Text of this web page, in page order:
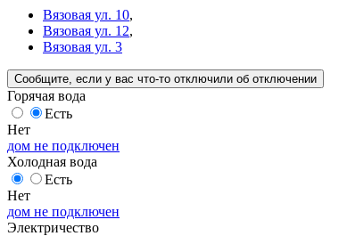
Вязовая ул. 10,
Вязовая ул. 12,
Вязовая ул. 3
Сообщите , если у вас что-то отключили об отключении
Горячая вода
Есть
Нет
дом не подключен
Холодная вода
Есть
Нет
дом не подключен
Электричество